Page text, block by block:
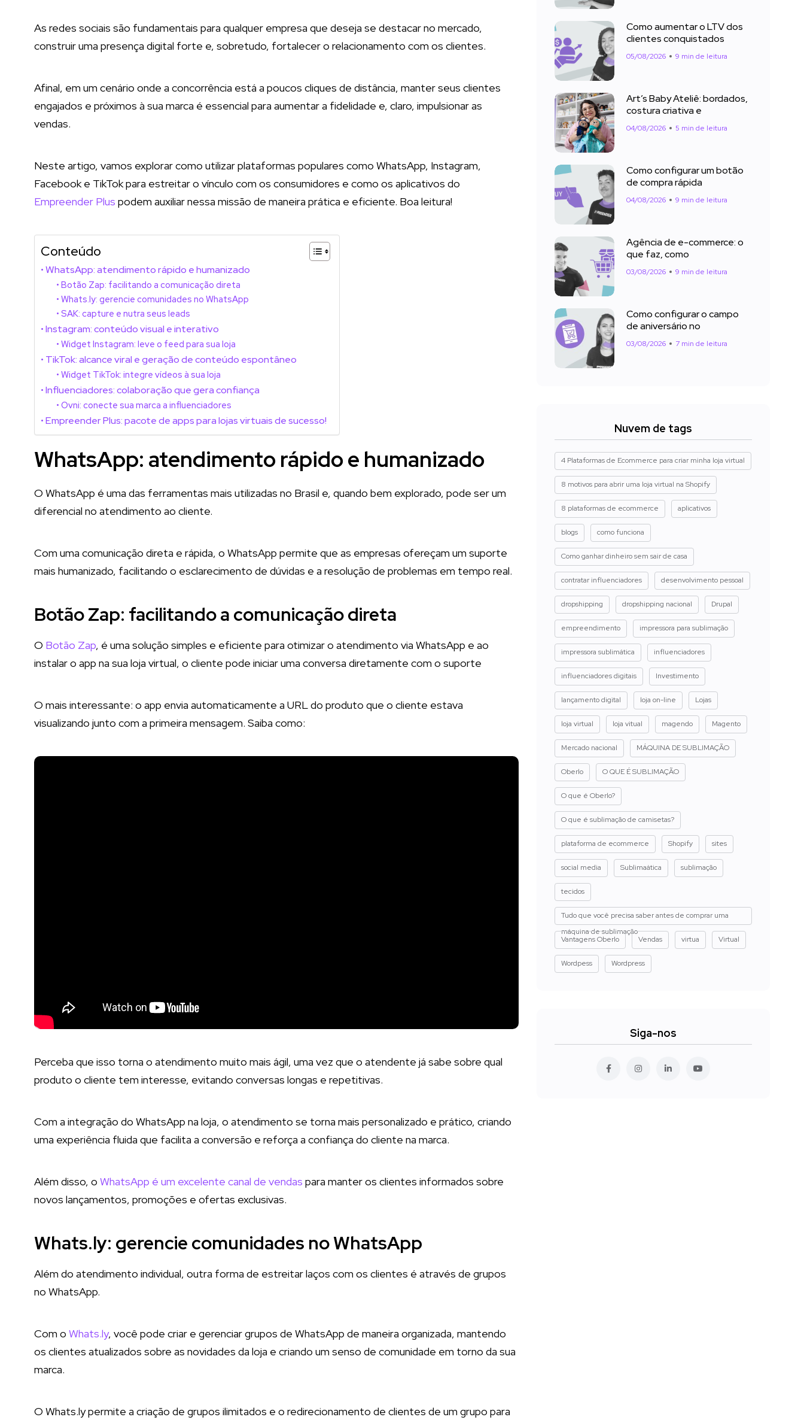
As redes sociais são fundamentais para qualquer empresa que deseja se destacar no mercado,
construir uma presença digital forte e, sobretudo, fortalecer o relacionamento com os clientes.
Afinal, em um cenário onde a concorrência está a poucos cliques de distância, manter seus clientes
engajados e próximos à sua marca é essencial para aumentar a fidelidade e, claro, impulsionar as
vendas.
Neste artigo, vamos explorar como utilizar plataformas populares como WhatsApp, Instagram,
Facebook e TikTok para estreitar o vínculo com os consumidores e como os aplicativos do
Empreender Plus podem auxiliar nessa missão de maneira prática e eficiente. Boa leitura!
Conteúdo
WhatsApp: atendimento rápido e humanizado
Botão Zap: facilitando a comunicação direta
Whats.ly: gerencie comunidades no WhatsApp
SAK: capture e nutra seus leads
Instagram: conteúdo visual e interativo
Widget Instagram: leve o feed para sua loja
TikTok: alcance viral e geração de conteúdo espontâneo
Widget TikTok: integre vídeos à sua loja
Influenciadores: colaboração que gera confiança
Ovni: conecte sua marca a influenciadores
Empreender Plus: pacote de apps para lojas virtuais de sucesso!
WhatsApp: atendimento rápido e humanizado
O WhatsApp é uma das ferramentas mais utilizadas no Brasil e, quando bem explorado, pode ser um
diferencial no atendimento ao cliente.
Com uma comunicação direta e rápida, o WhatsApp permite que as empresas ofereçam um suporte
mais humanizado, facilitando o esclarecimento de dúvidas e a resolução de problemas em tempo real.
Botão Zap: facilitando a comunicação direta
O Botão Zap, é uma solução simples e eficiente para otimizar o atendimento via WhatsApp e ao
instalar o app na sua loja virtual, o cliente pode iniciar uma conversa diretamente com o suporte
O mais interessante: o app envia automaticamente a URL do produto que o cliente estava
visualizando junto com a primeira mensagem. Saiba como:
Perceba que isso torna o atendimento muito mais ágil, uma vez que o atendente já sabe sobre qual
produto o cliente tem interesse, evitando conversas longas e repetitivas.
Com a integração do WhatsApp na loja, o atendimento se torna mais personalizado e prático, criando
uma experiência fluida que facilita a conversão e reforça a confiança do cliente na marca.
Além disso, o WhatsApp é um excelente canal de vendas para manter os clientes informados sobre
novos lançamentos, promoções e ofertas exclusivas.
Whats.ly: gerencie comunidades no WhatsApp
Além do atendimento individual, outra forma de estreitar laços com os clientes é através de grupos
no WhatsApp.
Com o Whats.ly, você pode criar e gerenciar grupos de WhatsApp de maneira organizada, mantendo
os clientes atualizados sobre as novidades da loja e criando um senso de comunidade em torno da sua
marca.
O Whats.ly permite a criação de grupos ilimitados e o redirecionamento de clientes de um grupo para
Como aumentar o LTV dos
clientes conquistados
05/08/2026 9 min de leitura
Art’s Baby Ateliê: bordados,
costura criativa e
04/08/2026 5 min de leitura
Como configurar um botão
de compra rápida
04/08/2026 9 min de leitura
Agência de e-commerce: o
que faz, como
03/08/2026 9 min de leitura
Como configurar o campo
de aniversário no
03/08/2026 7 min de leitura
Nuvem de tags
4 Plataformas de Ecommerce para criar minha loja virtual
8 motivos para abrir uma loja virtual na Shopify
8 plataformas de ecommerce aplicativos
blogs como funciona
Como ganhar dinheiro sem sair de casa
contratar influenciadores desenvolvimento pessoal
dropshipping dropshipping nacional Drupal
empreendimento impressora para sublimação
impressora sublimática influenciadores
influenciadores digitais Investimento
lançamento digital loja on-line Lojas
loja virtual loja vitual magendo Magento
Mercado nacional MÁQUINA DE SUBLIMAÇÃO
Oberlo O QUE É SUBLIMAÇÃO
O que é Oberlo?
O que é sublimação de camisetas?
plataforma de ecommerce Shopify sites
social media Sublimaática sublimação
tecidos
Tudo que você precisa saber antes de comprar uma
máquina de sublimação
Vantagens Oberlo
Vendas virtua Virtual
Wordpess Wordpress
Siga-nos